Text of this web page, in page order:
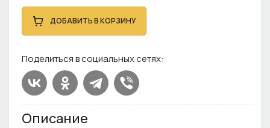
ДОБАВИТЬ В КОРЗИНУ
Поделиться в социальных сетях:
Описание